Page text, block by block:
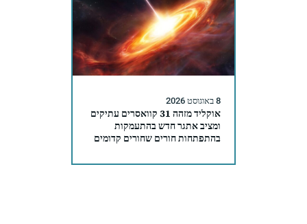
8 באוגוסט 2026
אוקליד מזהה 31 קוואסרים עתיקים
ומציב אתגר חדש בהתעמקות
בהתפתחות חורים שחורים קדומים